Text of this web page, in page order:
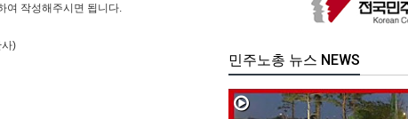
여 작성해주시면 됩니다.
)
민주노총 뉴스 NEWS